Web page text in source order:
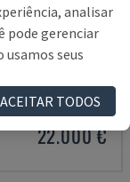
HIDRÁULICA
22.000 €
analisar
pode gerenciar
usamos seus
ACEITAR TODOS